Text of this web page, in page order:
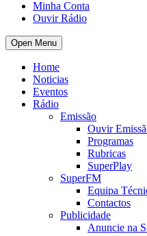
Minha Conta
Ouvir Rádio
Open Menu
Home
Noticias
Eventos
Rádio
Emissão
Ouvir
Programas
Rubricas
SuperPlay
SuperFM
Equipa
Contactos
Publicidade
Anuncie na